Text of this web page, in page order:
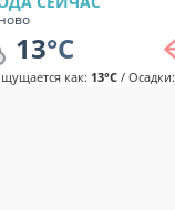
13°C
как: 13°C/ Осадки: